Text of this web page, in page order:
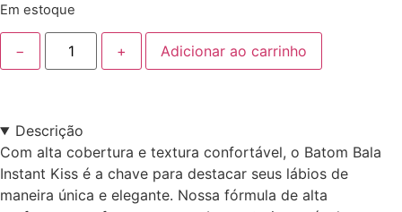
Em estoque
− + Adicionar ao carrinho
Descrição
Com alta cobertura e textura confortável, o Batom Bala
Instant Kiss é a chave para destacar seus lábios de
maneira única e elegante. Nossa fórmula de alta